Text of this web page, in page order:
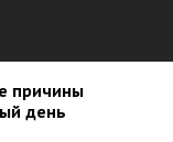
причины
день